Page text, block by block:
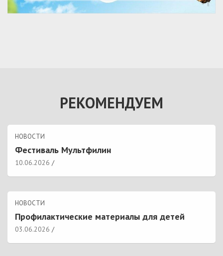
РЕКОМЕНДУЕМ
НОВОСТИ
Фестиваль Мультфилин
10.06.2026
НОВОСТИ
Профилактические материалы для детей
03.06.2026